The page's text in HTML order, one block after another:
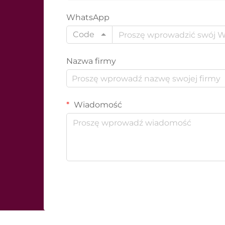
WhatsApp
Code
Nazwa firmy
Wiadomość